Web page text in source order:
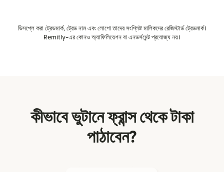
ডিসপ্লে করা ট্রেডমার্ক, ট্রেড নাম এবং লোগো তাদের সংশ্লিষ্ট মালিকদের রেজিস্টার্ড ট্রেডমার্ক।
Remitly-এর কোনও অ্যাফিলিয়েশন বা এনডর্সমেন্ট প্রযোজ্য নয়।
কীভাবে ভুটানে ফ্রান্স থেকে টাকা
পাঠাবেন?